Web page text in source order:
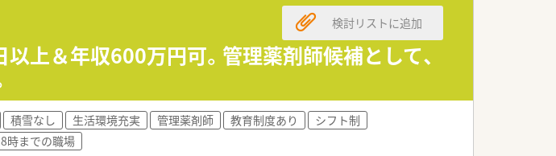
上＆年収600万円可。管理薬剤師候補として、
検討リストに追加
積雪なし 生活環境充実 管理薬剤師 教育制度あり
シフト制
時までの職場